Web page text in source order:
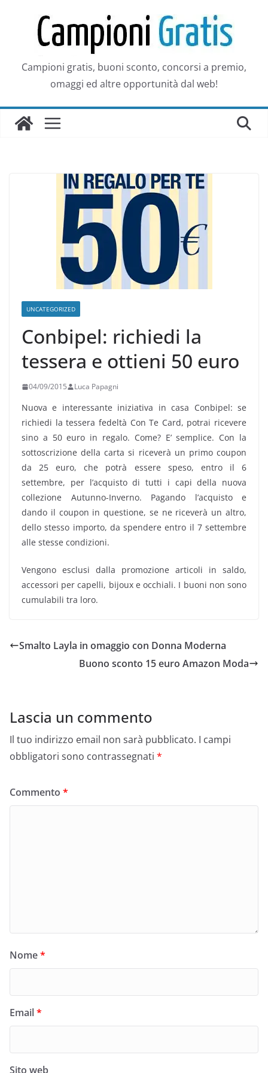
contenuto
Campioni gratis, buoni sconto, concorsi a premio,
omaggi ed altre opportunità dal web!
UNCATEGORIZED
Conbipel: richiedi la
tessera e ottieni 50 euro
04/09/2015 Luca Papagni
Nuova e interessante iniziativa in casa Conbipel: se
richiedi la tessera fedeltà Con Te Card, potrai ricevere
sino a 50 euro in regalo. Come? E’ semplice. Con la
sottoscrizione della carta si riceverà un primo coupon
da 25 euro, che potrà essere speso, entro il 6
settembre, per l’acquisto di tutti i capi della nuova
collezione Autunno-Inverno. Pagando l’acquisto e
dando il coupon in questione, se ne riceverà un altro,
dello stesso importo, da spendere entro il 7 settembre
alle stesse condizioni.
Vengono esclusi dalla promozione articoli in saldo,
accessori per capelli, bijoux e occhiali. I buoni non sono
cumulabili tra loro.
Smalto Layla in omaggio con Donna Moderna
Buono sconto 15 euro Amazon Moda
Lascia un commento
Il tuo indirizzo email non sarà pubblicato. I campi
obbligatori sono contrassegnati *
Commento *
Nome*
Email*
Sito web